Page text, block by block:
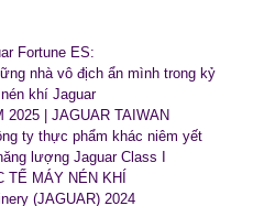
Fortune ES:
nhà vô địch ẩn mình trong kỷ
khí Jaguar
2025 | JAGUAR TAIWAN
ty thực phẩm khác niêm yết
lượng Jaguar Class I
MÁY NÉN KHÍ
(JAGUAR) 2024